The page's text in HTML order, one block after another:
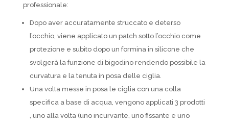
professionale:
Dopo aver accuratamente struccato e deterso
l’occhio, viene applicato un patch sotto l’occhio come
protezione e subito dopo un formina in silicone che
svolgerà la funzione di bigodino rendendo possibile la
curvatura e la tenuta in posa delle ciglia.
Una volta messe in posa le ciglia con una colla
specifica a base di acqua, vengono applicati 3 prodotti
, uno alla volta (uno incurvante, uno fissante e uno